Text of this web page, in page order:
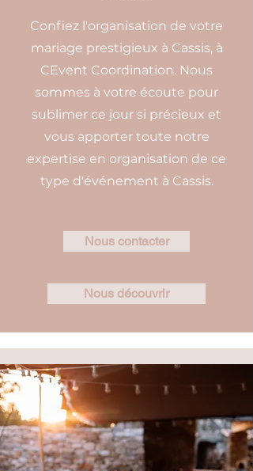
Confiez l'organisation de votre
mariage prestigieux à Cassis, à
CEvent Coordination. Nous
sommes à votre écoute pour
sublimer ce jour si précieux et
vous apporter toute notre
expertise en organisation de ce
type d'événement à Cassis.
Nous contacter
Nous découvrir